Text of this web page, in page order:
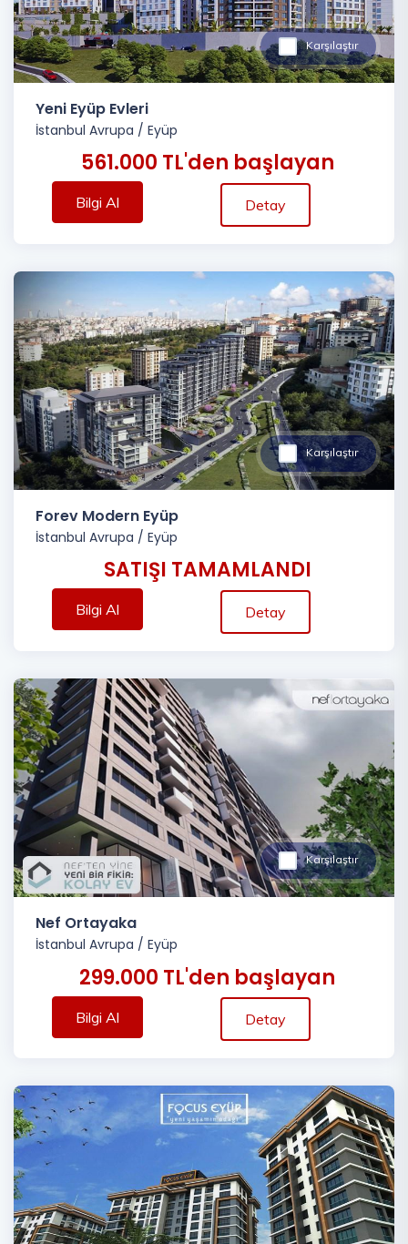
Karşılaştır
Yeni Eyüp Evleri
İstanbul Avrupa / Eyüp
561.000 TL'den başlayan
Bilgi Al Detay
Karşılaştır
Forev Modern Eyüp
İstanbul Avrupa / Eyüp
SATIŞI TAMAMLANDI
Bilgi Al Detay
Karşılaştır
Nef Ortayaka
İstanbul Avrupa / Eyüp
299.000 TL'den başlayan
Bilgi Al Detay